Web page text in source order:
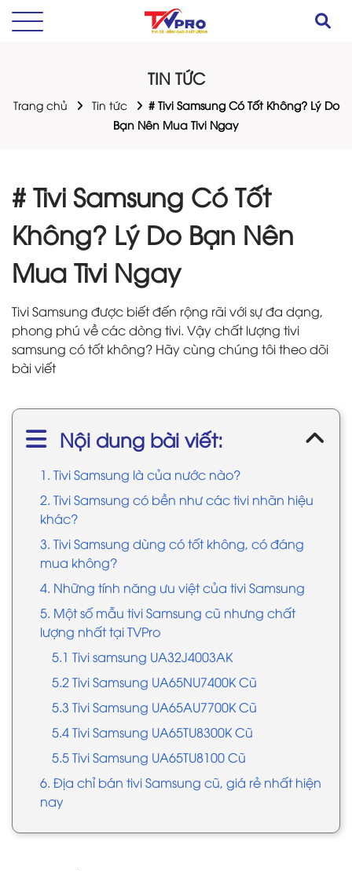
TIN TỨC
Trang chủ Tin tức
# Tivi Samsung Có Tốt Không? Lý Do
Bạn Nên Mua Tivi Ngay
# Tivi Samsung Có Tốt
Không? Lý Do Bạn Nên
Mua Tivi Ngay
Tivi Samsung được biết đến rộng rãi với sự đa dạng,
phong phú về các dòng tivi. Vậy chất lượng tivi
samsung có tốt không? Hãy cùng chúng tôi theo dõi
bài viết
Nội dung bài viết:
1. Tivi Samsung là của nước nào?
2. Tivi Samsung có bền như các tivi nhãn hiệu
khác?
3. Tivi Samsung dùng có tốt không, có đáng
mua không?
4. Những tính năng ưu việt của tivi Samsung
5. Một số mẫu tivi Samsung cũ nhưng chất
lượng nhất tại TVPro
5.1 Tivi samsung UA32J4003AK
5.2 Tivi Samsung UA65NU7400K Cũ
5.3 Tivi Samsung UA65AU7700K Cũ
5.4 Tivi Samsung UA65TU8300K Cũ
5.5 Tivi Samsung UA65TU8100 Cũ
6. Địa chỉ bán tivi Samsung cũ, giá rẻ nhất hiện
nay